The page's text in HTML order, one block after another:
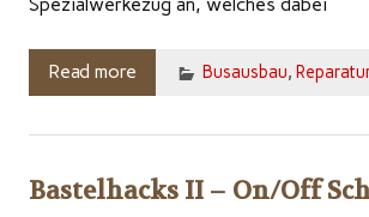
Spezialwerkezug an, welches dabei
Read more Busausbau,
Bastelhacks II – On/Off